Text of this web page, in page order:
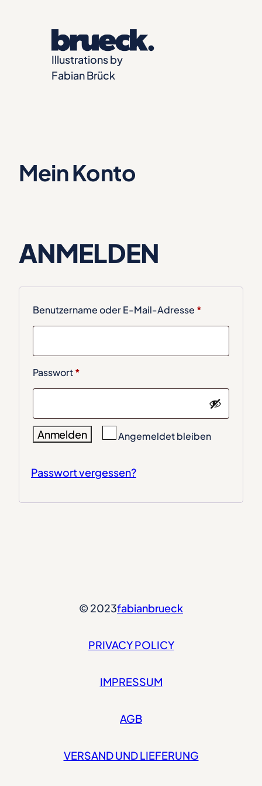
Illustrations by
Fabian Brück
Mein Konto
ANMELDEN
Benutzername oder E-Mail-Adresse *
Passwort*
Angemeldet bleiben
Anmelden
Passwort vergessen?
© 2023fabianbrueck
PRIVACY POLICY
IMPRESSUM
AGB
VERSAND UND LIEFERUNG